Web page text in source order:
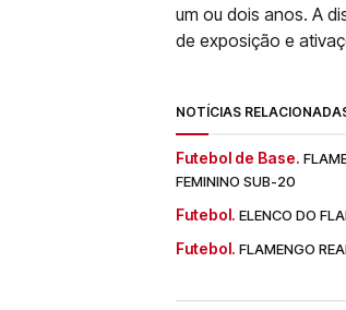
um ou dois anos. A
de exposição e
NOTÍCIAS
Futebol de Base.
FEMININO SUB-20
Futebol. ELENCO DO
Futebol. FLAMENGO